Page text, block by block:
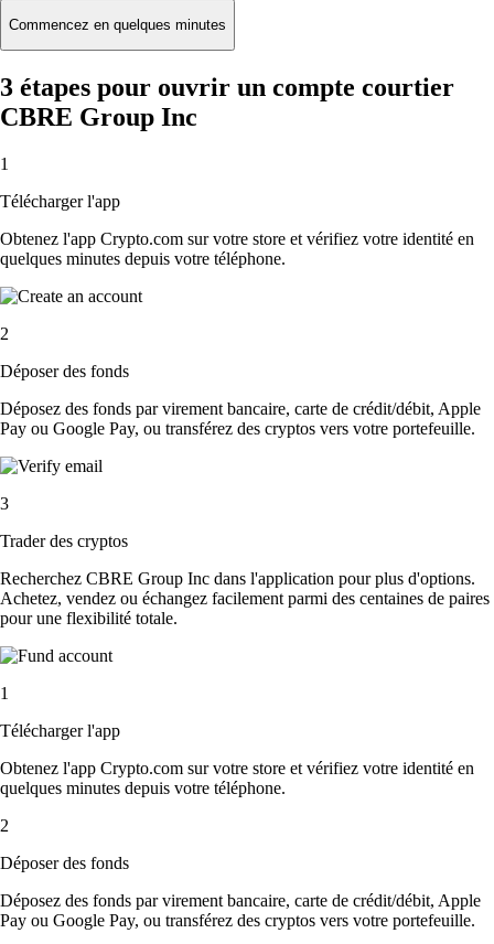
Commencez en quelques minutes
3 étapes pour ouvrir un compte courtier
CBRE Group Inc
1
Télécharger l'app
Obtenez l'app Crypto.com sur votre store et vérifiez votre identité en
quelques minutes depuis votre téléphone.
2
Déposer des fonds
Déposez des fonds par virement bancaire, carte de crédit/débit, Apple
Pay ou Google Pay, ou transférez des cryptos vers votre portefeuille.
3
Trader des cryptos
Recherchez CBRE Group Inc dans l'application pour plus d'options.
Achetez, vendez ou échangez facilement parmi des centaines de paires
pour une flexibilité totale.
1
Télécharger l'app
Obtenez l'app Crypto.com sur votre store et vérifiez votre identité en
quelques minutes depuis votre téléphone.
2
Déposer des fonds
Déposez des fonds par virement bancaire, carte de crédit/débit, Apple
Pay ou Google Pay, ou transférez des cryptos vers votre portefeuille.